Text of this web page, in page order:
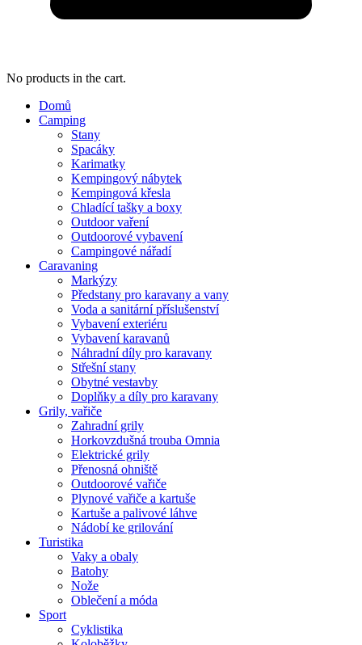
No products in the cart.
Domů
Camping
Stany
Spacáky
Karimatky
Kempingový nábytek
Kempingová křesla
Chladící tašky a boxy
Outdoor vaření
Outdoorové vybavení
Campingové nářadí
Caravaning
Markýzy
Předstany pro karavany a vany
Voda a sanitární příslušenství
Vybavení exteriéru
Vybavení karavanů
Náhradní díly pro karavany
Střešní stany
Obytné vestavby
Doplňky a díly pro karavany
Grily, vařiče
Zahradní grily
Horkovzdušná trouba Omnia
Elektrické grily
Přenosná ohniště
Outdoorové vařiče
Plynové vařiče a kartuše
Kartuše a palivové láhve
Nádobí ke grilování
Turistika
Vaky a obaly
Batohy
Nože
Oblečení a móda
Sport
Cyklistika